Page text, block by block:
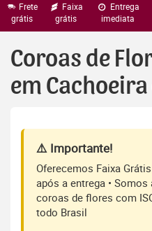
Frete
grátis
Faixa
grátis
Entrega
imediata
Coroas de
em
⚠️ Importante!
Oferecemos Faixa
após a entrega •
coroas de flores com
todo Brasil